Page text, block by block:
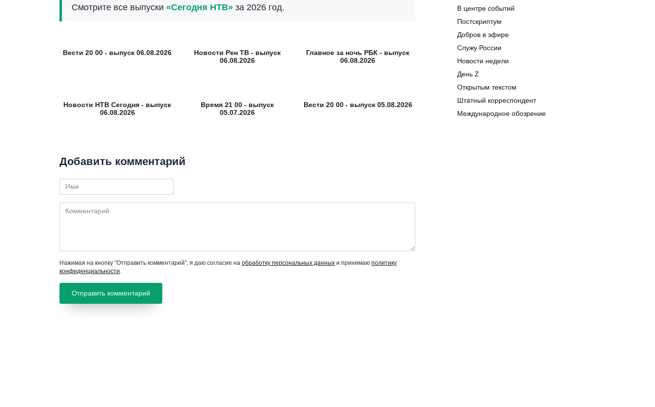
Смотрите все выпуски «Сегодня НТВ» за 2026 год.
Вести 20 00 - выпуск 06.08.2026
Новости Рен ТВ - выпуск
06.08.2026
Главное за ночь РБК - выпуск
06.08.2026
Новости НТВ Сегодня - выпуск
06.08.2026
Время 21 00 - выпуск
05.07.2026
Вести 20 00 - выпуск 05.08.2026
Добавить комментарий
Имя
Комментарий
Нажимая на кнопку "Отправить комментарий", я даю согласие на обработку персональных данных и принимаю политику
конфиденциальности.
В центре событий
Постскриптум
Добров в эфире
Служу России
Новости недели
День Z
Открытым текстом
Штатный корреспондент
Международное обозрение